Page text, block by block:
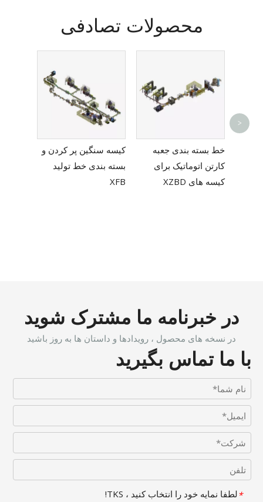
محصولات تصادفی
کیسه سنگین پر کردن و
بسته بندی خط تولید
XFB
خط بسته بندی جعبه
کارتن اتوماتیک برای
کیسه های XZBD
>
در خبرنامه ما مشترک شوید
در نسخه های محصول ، رویدادها و داستان ها به روز باشید
با ما تماس بگیرید
*لطفا نمایه خود را انتخاب کنید ، TKS!